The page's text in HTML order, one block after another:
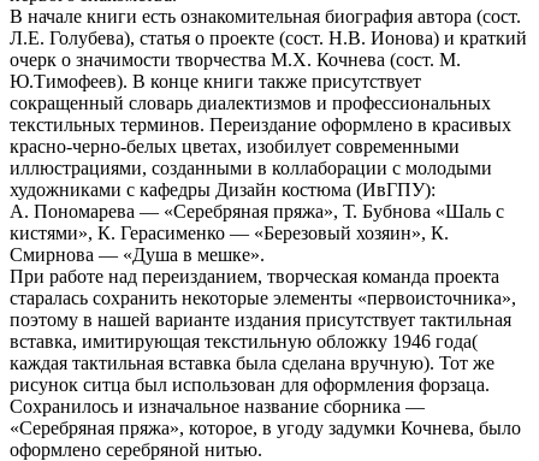
В начале книги есть ознакомительная биография автора (сост.
Л.Е. Голубева), статья о проекте (сост. Н.В. Ионова) и краткий
очерк о значимости творчества М.Х. Кочнева (сост. М.
Ю.Тимофеев). В конце книги также присутствует
сокращенный словарь диалектизмов и профессиональных
текстильных терминов. Переиздание оформлено в красивых
красно-черно-белых цветах, изобилует современными
иллюстрациями, созданными в коллаборации с молодыми
художниками с кафедры Дизайн костюма (ИвГПУ):
А. Пономарева — «Серебряная пряжа», Т. Бубнова «Шаль с
кистями», К. Герасименко — «Березовый хозяин», К.
Смирнова — «Душа в мешке».
При работе над переизданием, творческая команда проекта
старалась сохранить некоторые элементы «первоисточника»,
поэтому в нашей варианте издания присутствует тактильная
вставка, имитирующая текстильную обложку 1946 года(
каждая тактильная вставка была сделана вручную). Тот же
рисунок ситца был использован для оформления форзаца.
Сохранилось и изначальное название сборника —
«Серебряная пряжа», которое, в угоду задумки Кочнева, было
оформлено серебряной нитью.